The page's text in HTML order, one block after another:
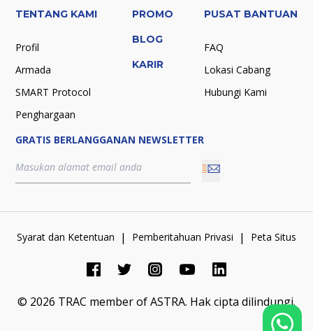
TENTANG KAMI
Profil
Armada
SMART Protocol
Penghargaan
PROMO
BLOG
KARIR
PUSAT BANTUAN
FAQ
Lokasi Cabang
Hubungi Kami
GRATIS BERLANGGANAN NEWSLETTER
Syarat dan Ketentuan | Pemberitahuan Privasi | Peta Situs
© 2026 TRAC member of ASTRA. Hak cipta dilindungi.